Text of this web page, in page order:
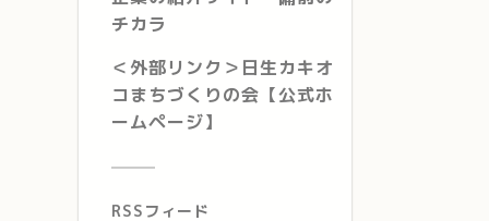
チカラ
＜外部リンク＞日生カキオ
コまちづくりの会【公式ホ
ームページ】
RSSフィード